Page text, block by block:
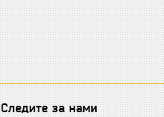
Следите за нами